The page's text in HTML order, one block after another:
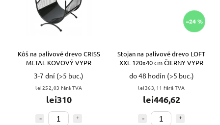
Kôš na palivové drevo CRISS
METAL KOVOVÝ VYPR
3-7 dní (>5 buc.)
lei252,03 fără TVA
lei310
–24 %
Stojan na palivové drevo LOFT
XXL 120x40 cm ČIERNY VYPR
do 48 hodín (>5 buc.)
lei363,11 fără TVA
lei446,62